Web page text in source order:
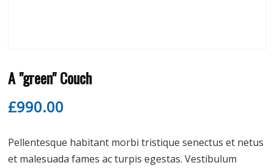
A "green" Couch
£990.00
Pellentesque habitant morbi tristique senectus et netus
et malesuada fames ac turpis egestas. Vestibulum